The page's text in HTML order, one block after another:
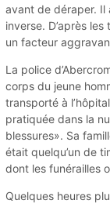
avant de déraper. Il
inverse. D’après
un facteur
La police
corps du jeune
transporté à
pratiquée dans la
blessures». Sa
était quelqu’un de
dont les funérailles
Quelques heures